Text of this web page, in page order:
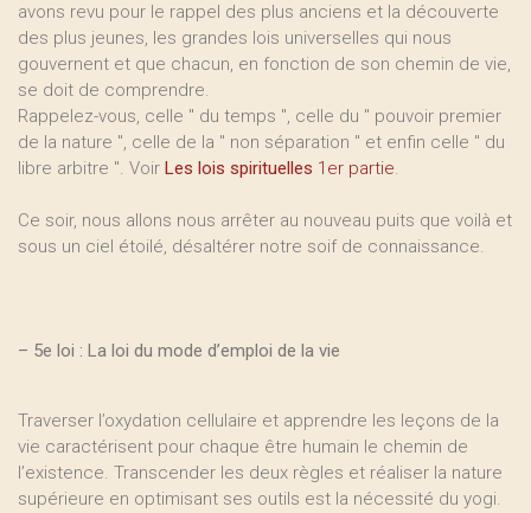
avons revu pour le rappel des plus anciens et la découverte
des plus jeunes, les grandes lois universelles qui nous
gouvernent et que chacun, en fonction de son chemin de vie,
se doit de comprendre.
Rappelez-vous, celle " du temps ", celle du " pouvoir premier
de la nature ", celle de la " non séparation " et enfin celle " du
libre arbitre ". Voir Les lois spirituelles 1er partie.
Ce soir, nous allons nous arrêter au nouveau puits que voilà et
sous un ciel étoilé, désaltérer notre soif de connaissance.
– 5e loi : La loi du mode d’emploi de la vie
Traverser l’oxydation cellulaire et apprendre les leçons de la
vie caractérisent pour chaque être humain le chemin de
l’existence. Transcender les deux règles et réaliser la nature
supérieure en optimisant ses outils est la nécessité du yogi.